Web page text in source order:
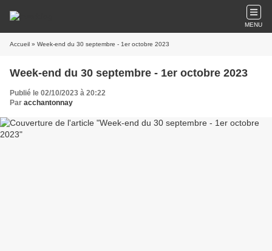
MENU
Accueil » Week-end du 30 septembre - 1er octobre 2023
Week-end du 30 septembre - 1er octobre 2023
Publié le 02/10/2023 à 20:22
Par acchantonnay